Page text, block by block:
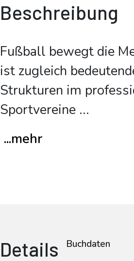
Beschreibung
Fußball bewegt die
ist zugleich
Strukturen im
Sportvereine...
...mehr
Details Buchdaten